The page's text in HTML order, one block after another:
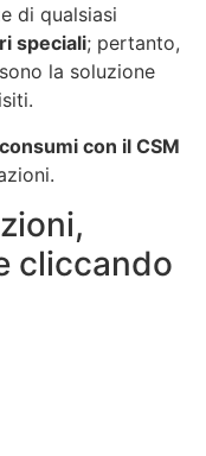
di qualsiasi
speciali; pertanto,
la soluzione
con il CSM
cliccando